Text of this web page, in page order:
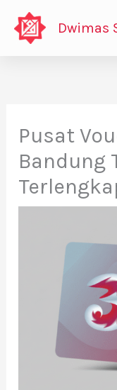
Lewati
Dwimas
Pusat
Bandung